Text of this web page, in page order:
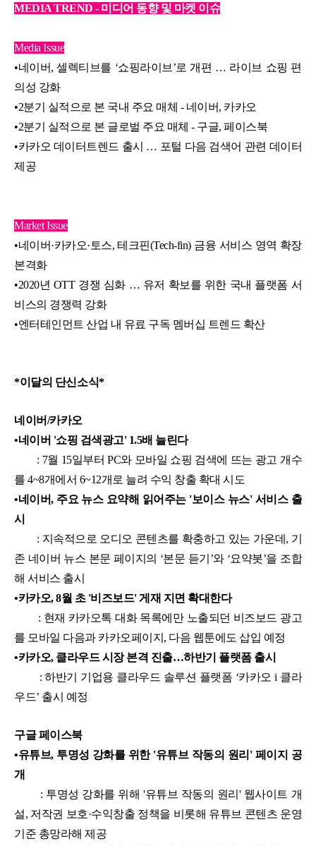
MEDIA TREND - 미디어 동향 및 마켓 이슈
Media Issue
•네이버, 셀렉티브를 ‘쇼핑라이브’로 개편 … 라이브 쇼핑 편
의성 강화
•2분기 실적으로 본 국내 주요 매체 - 네이버, 카카오
•2분기 실적으로 본 글로벌 주요 매체 - 구글, 페이스북
•카카오 데이터트렌드 출시 … 포털 다음 검색어 관련 데이터
제공
Market Issue
•네이버·카카오·토스, 테크핀(Tech-fin) 금융 서비스 영역 확장
본격화
•2020년 OTT 경쟁 심화 … 유저 확보를 위한 국내 플랫폼 서
비스의 경쟁력 강화
•엔터테인먼트 산업 내 유료 구독 멤버십 트렌드 확산
*이달의 단신소식*
네이버/카카오
•네이버 '쇼핑 검색광고' 1.5배 늘린다
: 7월 15일부터 PC와 모바일 쇼핑 검색에 뜨는 광고 개수
를 4~8개에서 6~12개로 늘려 수익 창출 확대 시도
•네이버, 주요 뉴스 요약해 읽어주는 '보이스 뉴스' 서비스 출
시
: 지속적으로 오디오 콘텐츠를 확충하고 있는 가운데, 기
존 네이버 뉴스 본문 페이지의 ‘본문 듣기’와 ‘요약봇’을 조합
해 서비스 출시
•카카오, 8월 초 '비즈보드' 게재 지면 확대한다
: 현재 카카오톡 대화 목록에만 노출되던 비즈보드 광고
를 모바일 다음과 카카오페이지, 다음 웹툰에도 삽입 예정
•카카오, 클라우드 시장 본격 진출…하반기 플랫폼 출시
: 하반기 기업용 클라우드 솔루션 플랫폼 ‘카카오 i 클라
우드’ 출시 예정
구글 페이스북
•유튜브, 투명성 강화를 위한 '유튜브 작동의 원리' 페이지 공
개
: 투명성 강화를 위해 '유튜브 작동의 원리' 웹사이트 개
설, 저작권 보호·수익창출 정책을 비롯해 유튜브 콘텐츠 운영
기준 총망라해 제공